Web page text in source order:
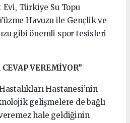
Evi, Türkiye Su Topu
Havuzu ile Gençlik ve
gibi önemli spor tesisleri
VEREMİYOR”
Hastanesi’nin
gelişmelere de bağlı
hale geldiğinin